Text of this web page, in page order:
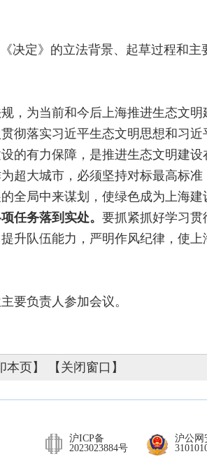
决定》的立法背景、起草过程和
，为当前和今后上海推进生态文明
彻落实习近平生态文明思想和习
的有力保障，是推进生态文明建
超大城市，必须坚持对标最高标
全局中来谋划，使绿色成为上海
任务落到实处。 要抓紧抓好学习
升队伍能力，严明作风纪律，使
要负责人参加会议。
本页】 【关闭窗口】
沪公网
沪ICP备
2023023884号